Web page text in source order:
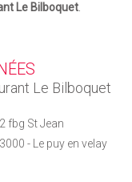
Le Bilboquet.
Le Bilboquet
fbg St Jean
- Le puy en velay